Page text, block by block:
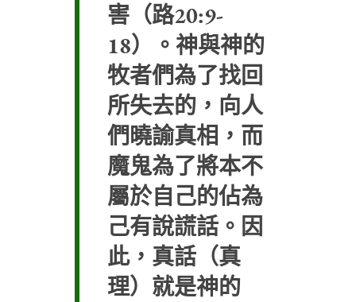
害（路20:9-
18）。神與神的
牧者們為了找回
所失去的，向人
們曉諭真相，而
魔鬼為了將本不
屬於自己的佔為
己有說謊話。因
此，真話（真
理）就是神的